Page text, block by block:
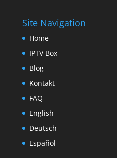
Site Navigation
Home
IPTV Box
Blog
Kontakt
FAQ
English
Deutsch
Español